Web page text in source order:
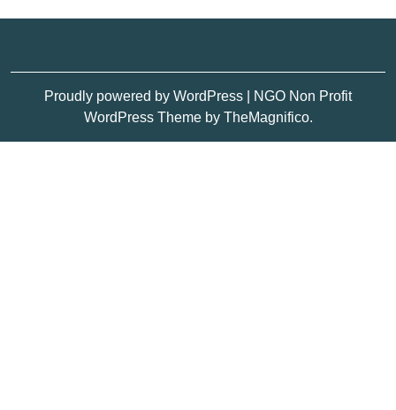
Proudly powered by WordPress
NGO Non Profit
WordPress Theme by TheMagnifico.